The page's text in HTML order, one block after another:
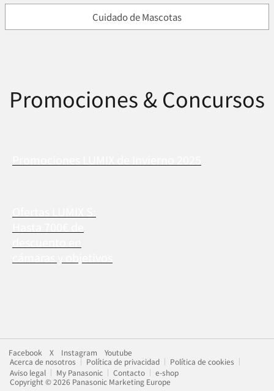
Cuidado de Mascotas
Promociones & Concursos
Facebook X Instagram
Youtube
Acerca de nosotros
Política de privacidad
Política de cookies
Aviso legal
My Panasonic Contacto
e-shop
Copyright © 2026 Panasonic Marketing Europe